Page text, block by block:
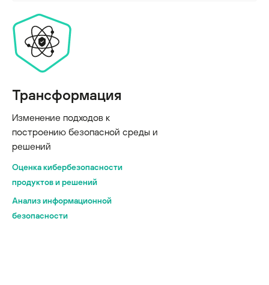
Трансформация
Изменение подходов к
построению безопасной среды и
решений
Оценка кибербезопасности
продуктов и решений
Анализ информационной
безопасности